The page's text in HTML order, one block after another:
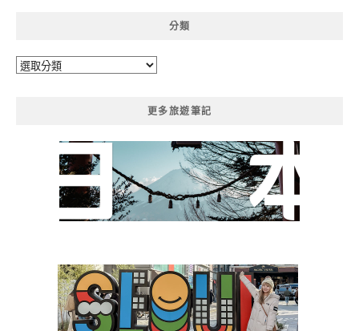
分類
分
更多旅遊筆記